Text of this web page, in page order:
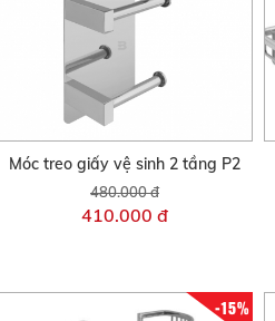
Móc treo giấy vệ sinh 2 tầng P2
480.000 đ
410.000 đ
-15%